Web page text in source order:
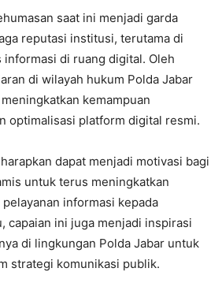
saat ini menjadi garda
reputasi institusi, terutama di
informasi di ruang digital. Oleh
di wilayah hukum Polda Jabar
kemampuan
optimalisasi platform digital resmi.
dapat menjadi motivasi bagi
untuk terus meningkatkan
informasi kepada
capaian ini juga menjadi inspirasi
di lingkungan Polda Jabar untuk
strategi komunikasi publik.